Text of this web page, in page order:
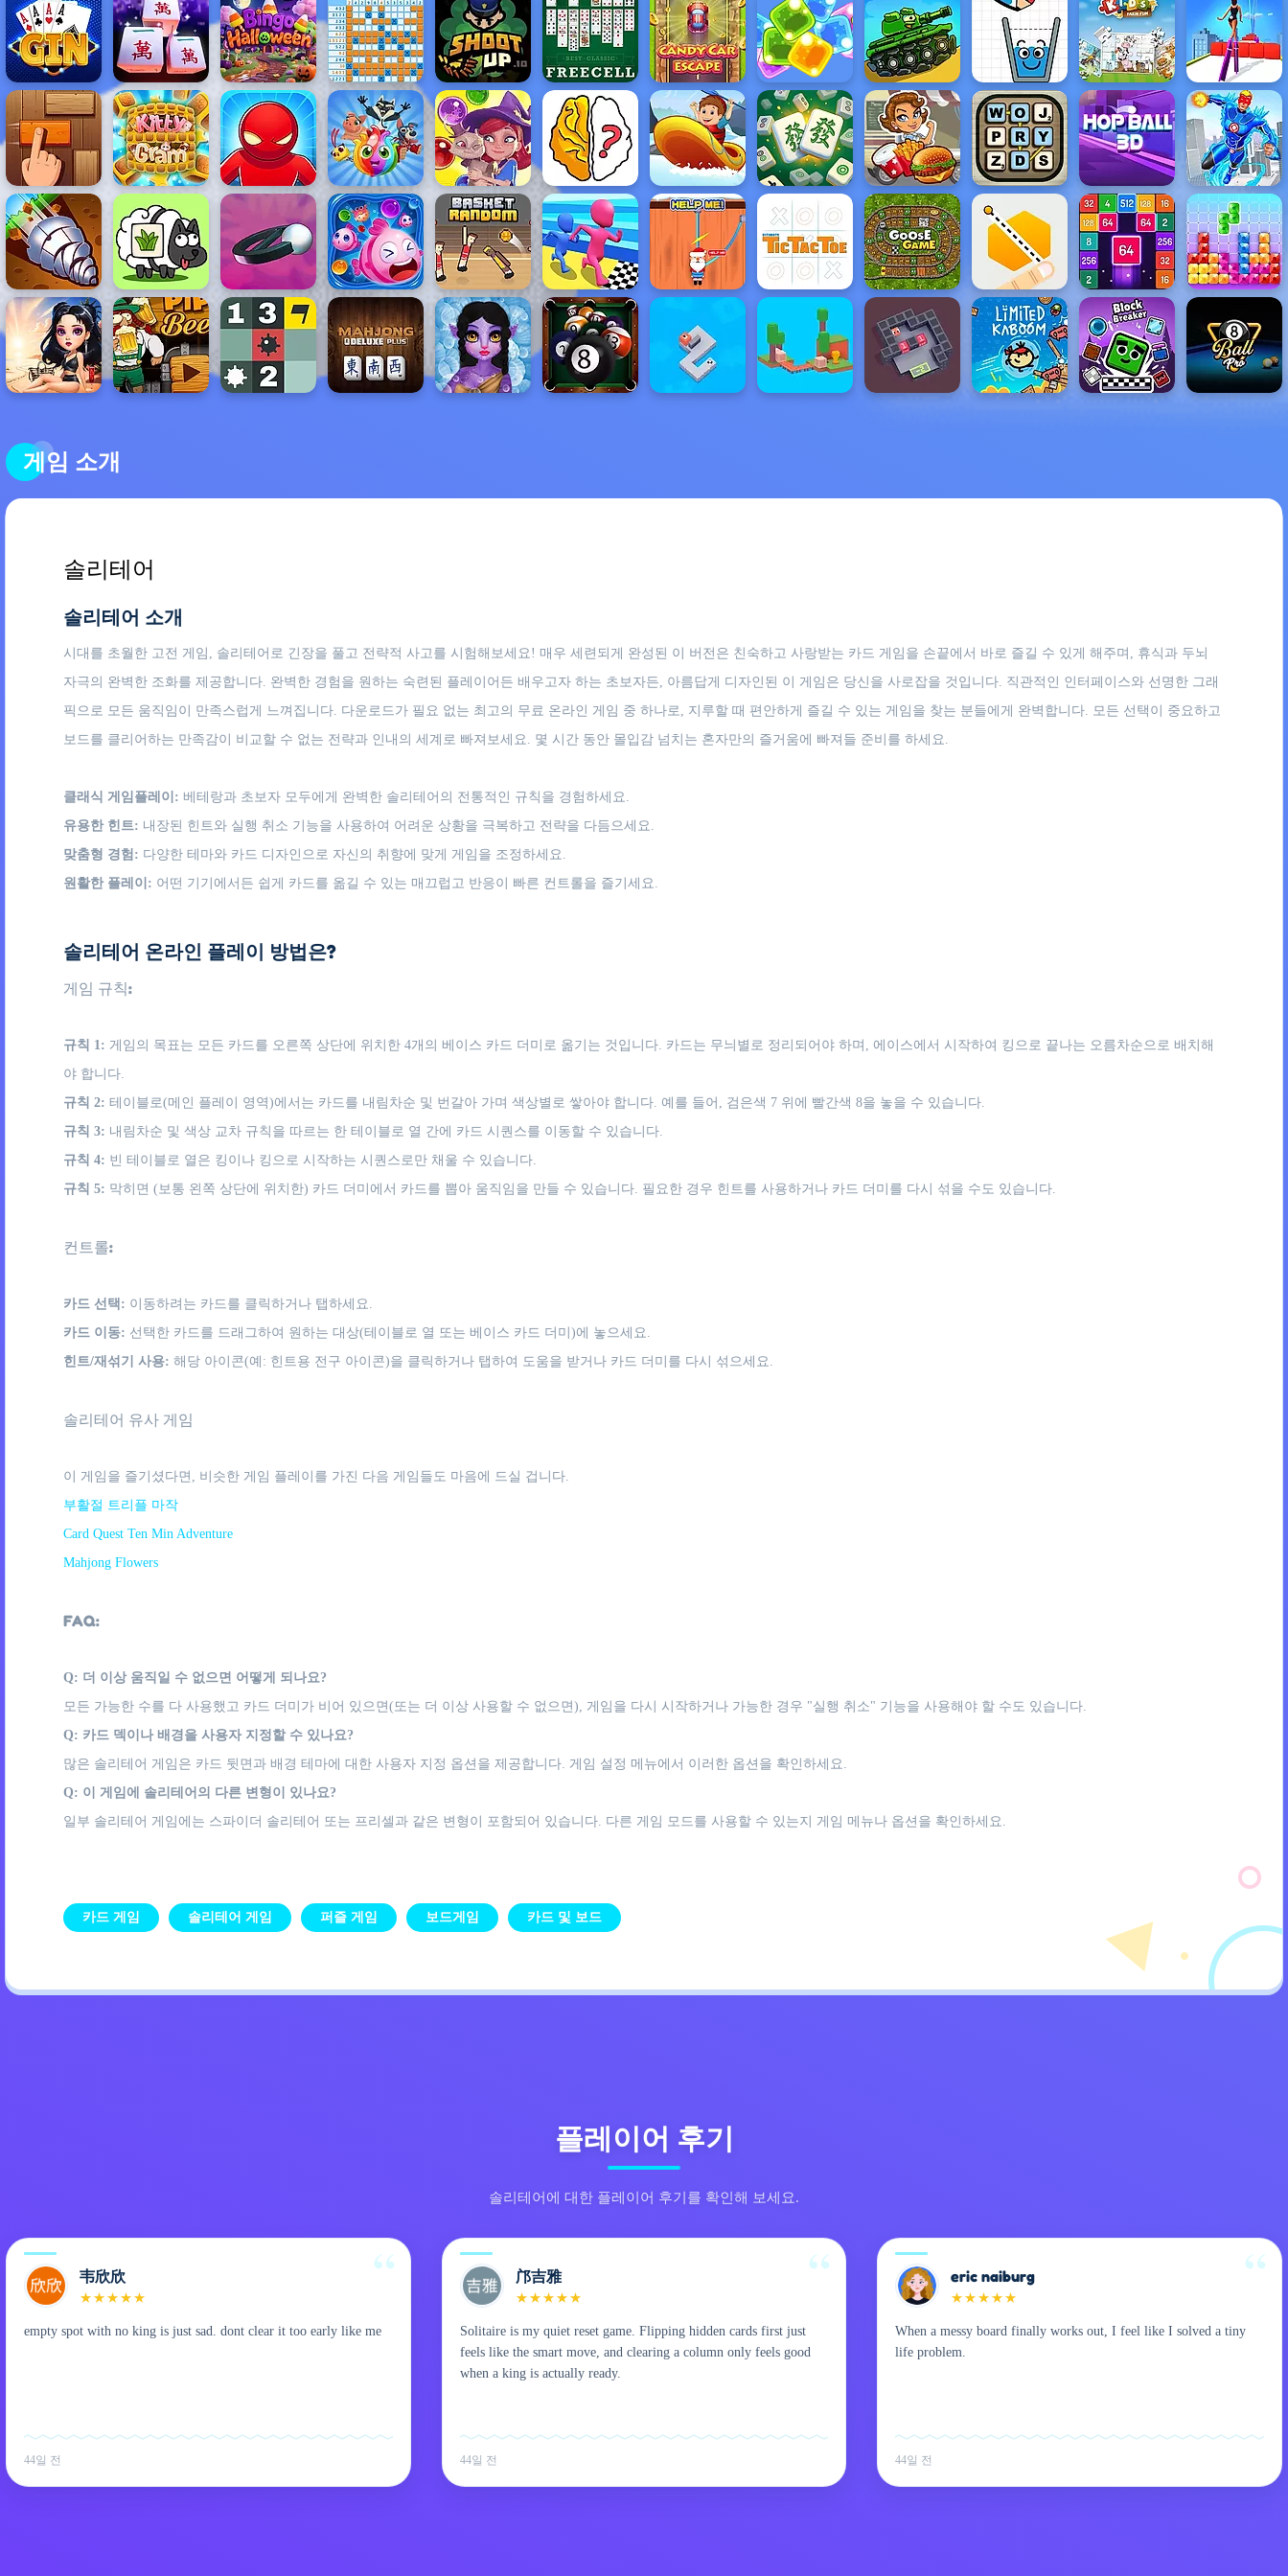
게임 소개
솔리테어
솔리테어 소개
시대를 초월한 고전 게임, 솔리테어로 긴장을 풀고 전략적 사고를 시험해보세요! 매우 세련되게 완성된 이 버전은 친숙하고 사랑받는 카드 게임을 손끝에서 바로 즐길 수 있게 해주며, 휴식과 두뇌
자극의 완벽한 조화를 제공합니다. 완벽한 경험을 원하는 숙련된 플레이어든 배우고자 하는 초보자든, 아름답게 디자인된 이 게임은 당신을 사로잡을 것입니다. 직관적인 인터페이스와 선명한 그래
픽으로 모든 움직임이 만족스럽게 느껴집니다. 다운로드가 필요 없는 최고의 무료 온라인 게임 중 하나로, 지루할 때 편안하게 즐길 수 있는 게임을 찾는 분들에게 완벽합니다. 모든 선택이 중요하고
보드를 클리어하는 만족감이 비교할 수 없는 전략과 인내의 세계로 빠져보세요. 몇 시간 동안 몰입감 넘치는 혼자만의 즐거움에 빠져들 준비를 하세요.
클래식 게임플레이: 베테랑과 초보자 모두에게 완벽한 솔리테어의 전통적인 규칙을 경험하세요.
유용한 힌트: 내장된 힌트와 실행 취소 기능을 사용하여 어려운 상황을 극복하고 전략을 다듬으세요.
맞춤형 경험: 다양한 테마와 카드 디자인으로 자신의 취향에 맞게 게임을 조정하세요.
원활한 플레이: 어떤 기기에서든 쉽게 카드를 옮길 수 있는 매끄럽고 반응이 빠른 컨트롤을 즐기세요.
솔리테어 온라인 플레이 방법은?
게임 규칙:
규칙 1: 게임의 목표는 모든 카드를 오른쪽 상단에 위치한 4개의 베이스 카드 더미로 옮기는 것입니다. 카드는 무늬별로 정리되어야 하며, 에이스에서 시작하여 킹으로 끝나는 오름차순으로 배치해
야 합니다.
규칙 2: 테이블로(메인 플레이 영역)에서는 카드를 내림차순 및 번갈아 가며 색상별로 쌓아야 합니다. 예를 들어, 검은색 7 위에 빨간색 8을 놓을 수 있습니다.
규칙 3: 내림차순 및 색상 교차 규칙을 따르는 한 테이블로 열 간에 카드 시퀀스를 이동할 수 있습니다.
규칙 4: 빈 테이블로 열은 킹이나 킹으로 시작하는 시퀀스로만 채울 수 있습니다.
규칙 5: 막히면 (보통 왼쪽 상단에 위치한) 카드 더미에서 카드를 뽑아 움직임을 만들 수 있습니다. 필요한 경우 힌트를 사용하거나 카드 더미를 다시 섞을 수도 있습니다.
컨트롤:
카드 선택: 이동하려는 카드를 클릭하거나 탭하세요.
카드 이동: 선택한 카드를 드래그하여 원하는 대상(테이블로 열 또는 베이스 카드 더미)에 놓으세요.
힌트/재섞기 사용: 해당 아이콘(예: 힌트용 전구 아이콘)을 클릭하거나 탭하여 도움을 받거나 카드 더미를 다시 섞으세요.
솔리테어 유사 게임
이 게임을 즐기셨다면, 비슷한 게임 플레이를 가진 다음 게임들도 마음에 드실 겁니다.
부활절 트리플 마작
Card Quest Ten Min Adventure
Mahjong Flowers
FAQ:
Q: 더 이상 움직일 수 없으면 어떻게 되나요?
모든 가능한 수를 다 사용했고 카드 더미가 비어 있으면(또는 더 이상 사용할 수 없으면), 게임을 다시 시작하거나 가능한 경우 "실행 취소" 기능을 사용해야 할 수도 있습니다.
Q: 카드 덱이나 배경을 사용자 지정할 수 있나요?
많은 솔리테어 게임은 카드 뒷면과 배경 테마에 대한 사용자 지정 옵션을 제공합니다. 게임 설정 메뉴에서 이러한 옵션을 확인하세요.
Q: 이 게임에 솔리테어의 다른 변형이 있나요?
일부 솔리테어 게임에는 스파이더 솔리테어 또는 프리셀과 같은 변형이 포함되어 있습니다. 다른 게임 모드를 사용할 수 있는지 게임 메뉴나 옵션을 확인하세요.
카드 게임 솔리테어 게임 퍼즐 게임 보드게임 카드 및 보드
플레이어 후기
솔리테어에 대한 플레이어 후기를 확인해 보세요.
韦欣欣
★ ★ ★ ★ ★
empty spot with no king is just sad. dont clear it too early like me
44일 전
邝吉雅
★ ★ ★ ★ ★
Solitaire is my quiet reset game. Flipping hidden cards first just
feels like the smart move, and clearing a column only feels good
when a king is actually ready.
44일 전
eric naiburg
★ ★ ★ ★ ★
When a messy board finally works out, I feel like I solved a tiny
life problem.
44일 전